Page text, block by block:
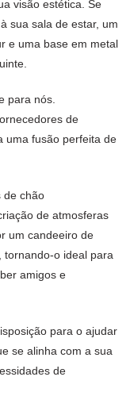
visão estética. Se
sua sala de estar, um
e uma base em metal
para nós.
de
uma fusão perfeita de
de chão
de atmosferas
um candeeiro de
tornando-o ideal para
amigos e
para o ajudar
se alinha com a sua
de